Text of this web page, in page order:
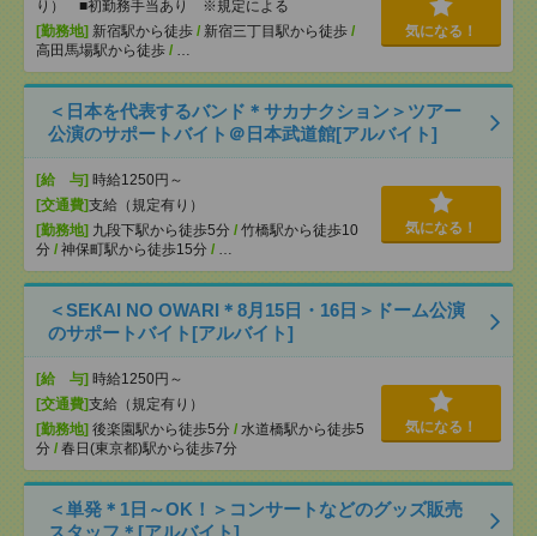
り） ■初勤務手当あり ※規定による
[勤務地] 新宿駅から徒歩 / 新宿三丁目駅から徒歩 /
高田馬場駅から徒歩 / …
気になる！
＜日本を代表するバンド＊サカナクション＞ツアー
公演のサポートバイト＠日本武道館[アルバイト]
[給 与] 時給1250円～
[交通費]支給（規定有り）
[勤務地] 九段下駅から徒歩5分 / 竹橋駅から徒歩10
分 / 神保町駅から徒歩15分 / …
気になる！
＜SEKAI NO OWARI＊8月15日・16日＞ドーム公演
のサポートバイト[アルバイト]
[給 与] 時給1250円～
[交通費]支給（規定有り）
[勤務地] 後楽園駅から徒歩5分 / 水道橋駅から徒歩5
分 / 春日(東京都)駅から徒歩7分
気になる！
＜単発＊1日～OK！＞コンサートなどのグッズ販売
スタッフ＊[アルバイト]